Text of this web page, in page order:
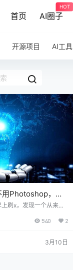
首页 AI圈子
HOT
开源项目 AI工具
Photoshop，不
计稿
刷x，发现一个从来没
被勾起：到底什么项目
布的新品: Veeso AI。
到一件事。这玩意跟市
540 2
3月10日